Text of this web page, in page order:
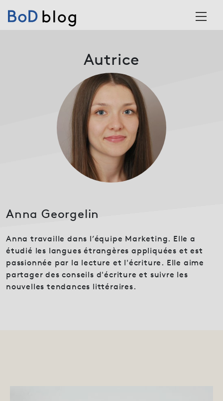
Main Navigation
Autrice
Anna Georgelin
Anna travaille dans l’équipe Marketing. Elle a
étudié les langues étrangères appliquées et est
passionnée par la lecture et l'écriture. Elle aime
partager des conseils d'écriture et suivre les
nouvelles tendances littéraires.